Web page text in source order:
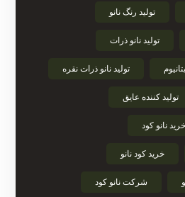
تولید رنگ نانو
تولید نانو ذرات
تولید نانو ذرات نقره
تولید کننده عایق
خرید نانو کود
خرید کود نانو
شرکت نانو کود